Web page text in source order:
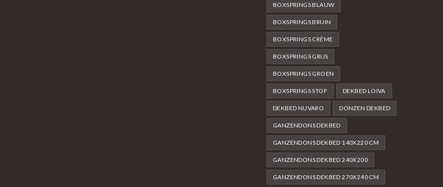
BOXSPRINGS BLAUW
BOXSPRINGS BRUIN
BOXSPRINGS CRÈME
BOXSPRINGS GRIJS
BOXSPRINGS GROEN
BOXSPRINGS STOF DEKBED LOIVA
DEKBED NUVARO DONZEN DEKBED
GANZENDONS DEKBED
GANZENDONS DEKBED 140X220 CM
GANZENDONS DEKBED 240X200
GANZENDONS DEKBED 270X240 CM